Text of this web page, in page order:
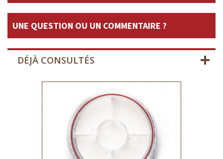
UNE QUESTION OU UN COMMENTAIRE ?
DÉJÀ CONSULTÉS